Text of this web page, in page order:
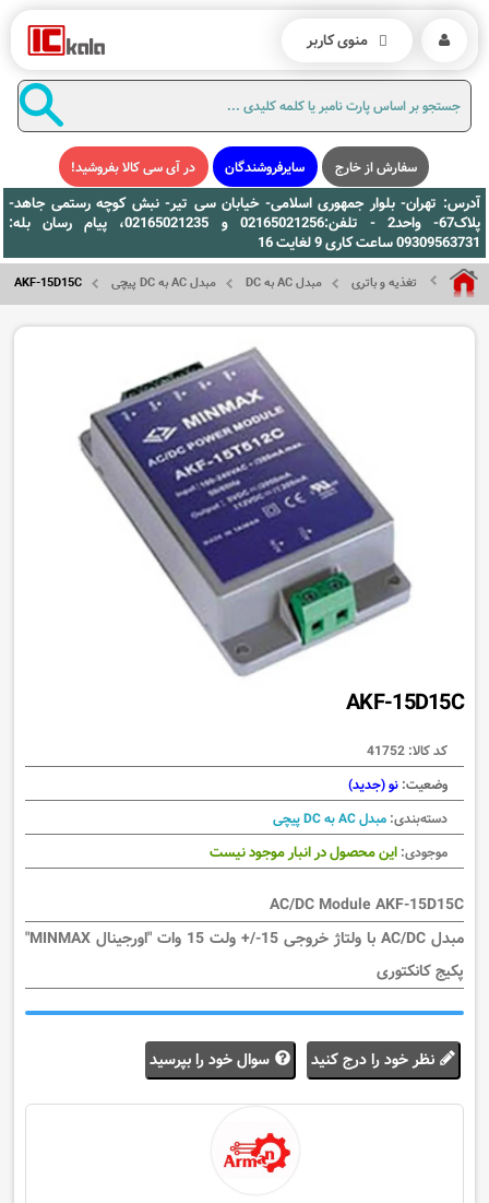
سفارش از خارج سایرفروشندگان در آی سی کالا بفروشید!
آدرس: تهران- بلوار جمهوری اسلامی- خیابان سی تیر- نبش کوچه رستمی جاهد-
پلاک67- واحد2 - تلفن:02165021256 و 02165021235، پیام رسان بله:
09309563731 ساعت کاری 9 لغایت 16
تغذیه و باتری مبدل AC به DC مبدل AC به DC پیچی AKF-15D15C
AKF-15D15C
کد کالا: 41752
وضعیت: نو (جدید)
دسته‌بندی: مبدل AC به DC پیچی
موجودی: این محصول در انبار موجود نیست
AC/DC Module AKF-15D15C
مبدل AC/DC با ولتاژ خروجی 15-/+ ولت 15 وات "اورجینال MINMAX"
پکیج کانکتوری
نظر خود را درج کنید سوال خود را بپرسید
منوی کاربر